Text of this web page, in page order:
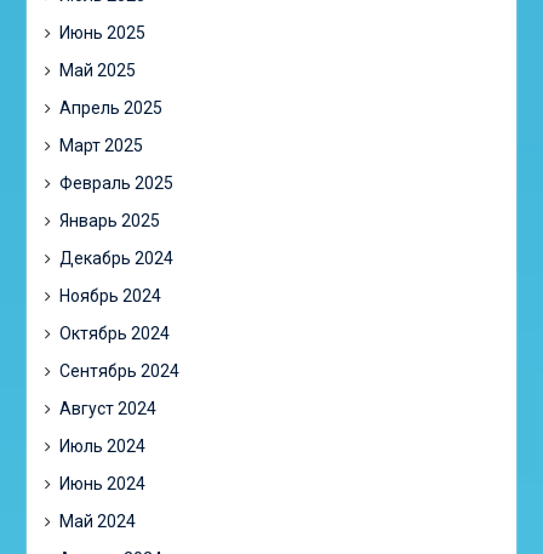
Июнь 2025
Май 2025
Апрель 2025
Март 2025
Февраль 2025
Январь 2025
Декабрь 2024
Ноябрь 2024
Октябрь 2024
Сентябрь 2024
Август 2024
Июль 2024
Июнь 2024
Май 2024